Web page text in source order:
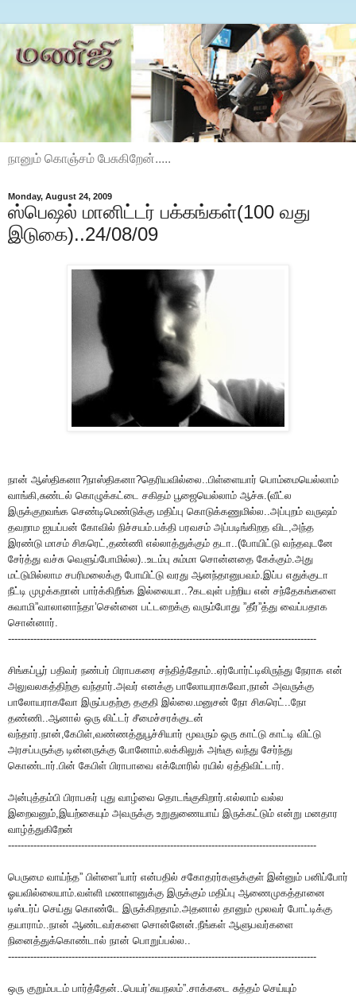
நானும் கொஞ்சம் பேசுகிறேன்.....
Monday, August 24, 2009
ஸ்பெஷல் மானிட்டர் பக்கங்கள்(100 வது
இடுகை)..24/08/09
நான் ஆஸ்திகனா?நாஸ்திகனா?தெரியவில்லை..பிள்ளையார் பொம்மையெல்லாம்
வாங்கி,சுண்டல் கொழுக்கட்டை சகிதம் பூஜையெல்லாம் ஆச்சு.(வீட்ல
இருக்குறவங்க செண்டிமெண்டுக்கு மதிப்பு கொடுக்கணுமில்ல..அப்புறம் வருஷம்
தவறாம ஐயப்பன் கோவில் நிச்சயம்.பக்தி பரவசம் அப்படிங்கிறத விட,அந்த
இரண்டு மாசம் சிகரெட்,தண்ணி எல்லாத்துக்கும் தடா..(போயிட்டு வந்தவுடனே
சேர்த்து வச்சு வெளுப்போமில்ல)..உடம்பு சும்மா சொன்னதை கேக்கும்.அது
மட்டுமில்லாம சபரிமலைக்கு போயிட்டு வரது ஆனந்தானுபவம்.இப்ப எதுக்குடா
நீட்டி முழக்கறான் பார்க்கிறீங்க இல்லையா..?கடவுள் பற்றிய என் சந்தேகங்களை
சுவாமி”வாலானாந்தா’சென்னை பட்டறைக்கு வரும்போது ”தீர்”த்து வைப்பதாக
சொன்னார்.
-------------------------------------------------------------------------------------------------
சிங்கப்பூர் பதிவர் நண்பர் பிராபகரை சந்தித்தோம்..ஏர்போர்ட்டிலிருந்து நேராக என்
அலுவலகத்திற்கு வந்தார்.அவர் எனக்கு பாலோயராகவோ,நான் அவருக்கு
பாலோயராகவோ இருப்பதற்கு தகுதி இல்லை.மனுசன் நோ சிகரெட்..நோ
தண்ணி..ஆனால் ஒரு லிட்டர் சீமைச்சரக்குடன்
வந்தார்.நான்,கேபிள்,வண்ணத்துபூச்சியார் மூவரும் ஒரு காட்டு காட்டி விட்டு
அரசப்பருக்கு டின்னருக்கு போனோம்.லக்கிலுக் அங்கு வந்து சேர்ந்து
கொண்டார்.பின் கேபிள் பிராபாவை எக்மோரில் ரயில் ஏத்திவிட்டார்.
அன்புத்தம்பி பிராபகர் புது வாழ்வை தொடங்குகிறார்.எல்லாம் வல்ல
இறைவனும்,இயற்கையும் அவருக்கு உறுதுணையாய் இருக்கட்டும் என்று மனதார
வாழ்த்துகிறேன்
-------------------------------------------------------------------------------------------------
பெருமை வாய்ந்த” பிள்ளை”யார் என்பதில் சகோதரர்களுக்குள் இன்னும் பனிப்போர்
ஓயவில்லையாம்.வள்ளி மணாளனுக்கு இருக்கும் மதிப்பு ஆணைமுகத்தானை
டிஸ்டர்ப் செய்து கொண்டே இருக்கிறதாம்.அதனால் தானும் மூலவர் போட்டிக்கு
தயாராம்..நான் ஆண்டவர்களை சொன்னேன்.நீங்கள் ஆளுபவர்களை
நினைத்துக்கொண்டால் நான் பொறுப்பல்ல..
-------------------------------------------------------------------------------------------------
ஒரு குறும்படம் பார்த்தேன்..பெயர்’சுயநலம்”.சாக்கடை சுத்தம் செய்யும்